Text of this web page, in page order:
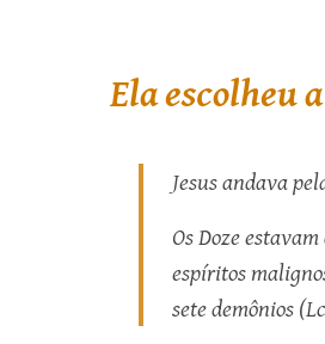
Ela escolheu
Jesus andava
Os Doze
espíritos
sete demônios